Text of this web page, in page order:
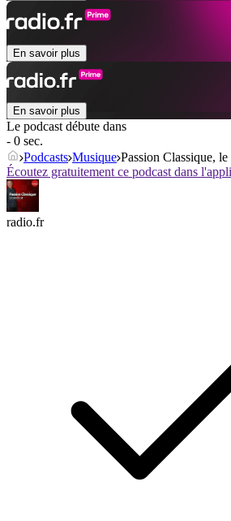
En savoir plus
En savoir plus
Le podcast débute dans
- 0 sec.
Podcasts Musique Passion Classique, le
Écoutez gratuitement ce podcast dans
radio.fr